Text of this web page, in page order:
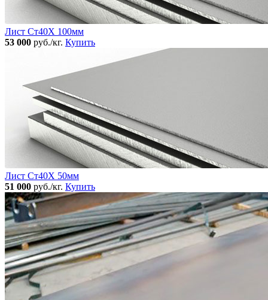
Лист Ст40Х 100мм
53 000 руб./кг. Купить
Лист Ст40Х 50мм
51 000 руб./кг. Купить